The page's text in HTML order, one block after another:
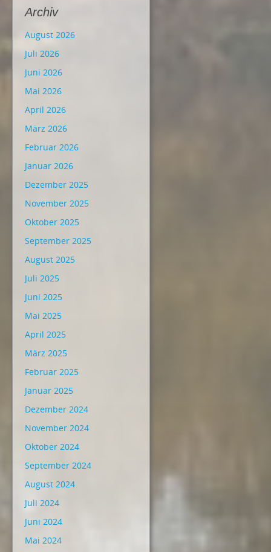
Archiv
August 2026
Juli 2026
Juni 2026
Mai 2026
April 2026
März 2026
Februar 2026
Januar 2026
Dezember 2025
November 2025
Oktober 2025
September 2025
August 2025
Juli 2025
Juni 2025
Mai 2025
April 2025
März 2025
Februar 2025
Januar 2025
Dezember 2024
November 2024
Oktober 2024
September 2024
August 2024
Juli 2024
Juni 2024
Mai 2024